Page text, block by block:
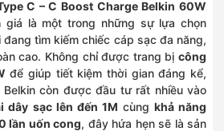
C – C Boost Charge Belkin 60W
giá là một trong những sự lựa chọn
tìm kiếm chiếc cáp sạc đa năng,
cao. Không chỉ được trang bị công
để giúp tiết kiệm thời gian đáng kể,
còn được đầu tư rất nhiều vào
dây sạc lên đến 1M cùng khả năng
lần uốn cong, đây hứa hẹn sẽ là sản